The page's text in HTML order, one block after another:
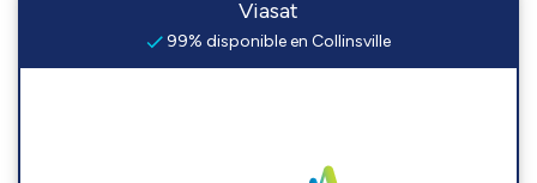
Viasat
99% disponible en Collinsville